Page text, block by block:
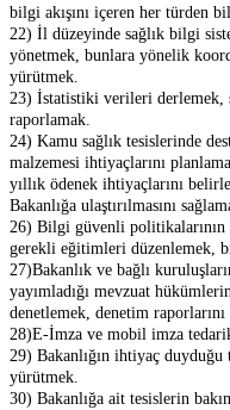
bilgi akışını içeren her türden
22) İl düzeyinde sağlık bilgi
yönetmek, bunlara yönelik
yürütmek.
23) İstatistiki verileri derlemek,
raporlamak.
24) Kamu sağlık tesislerinde
malzemesi ihtiyaçlarını
yıllık ödenek ihtiyaçlarını
Bakanlığa ulaştırılmasını
26) Bilgi güvenli
gerekli eğitimleri düzenlemek,
27)Bakanlık ve bağlı
yayımladığı mevzuat
denetlemek, denetim
28)E-İmza ve mobil imza
29) Bakanlığın ihtiyaç duyduğu
yürütmek.
30) Bakanlığa ait tesislerin